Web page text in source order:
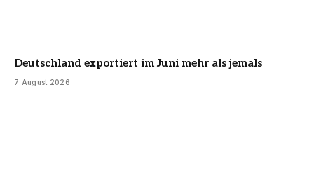
Deutschland exportiert im Juni mehr als jemals
7 August 2026